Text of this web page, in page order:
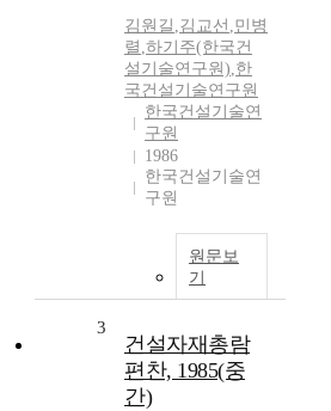
김원길 ,김교선 ,민병
렬 ,하기주(한국건
설기술연구원),한
국건설기술연구원
한국건설기술연
구원
1986
한국건설기술연
구원
원문보
기
3
건설자재총람
편찬, 1985(중
간)